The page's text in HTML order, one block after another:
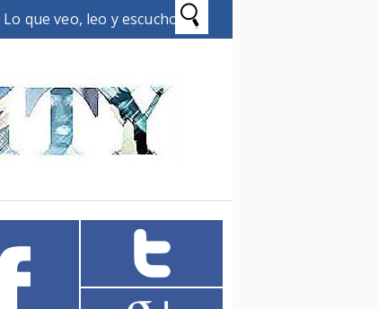
Lo que veo, leo y escucho